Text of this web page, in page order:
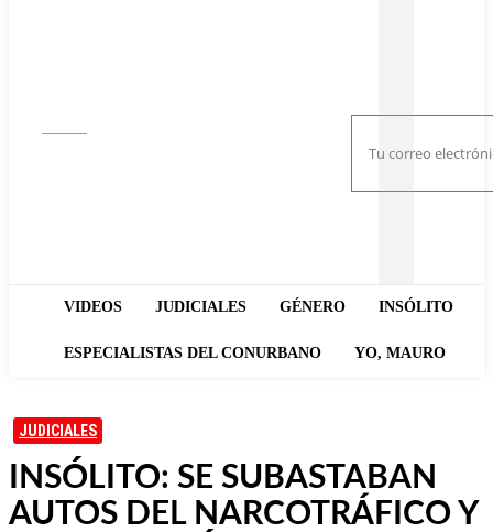
VIDEOS JUDICIALES GÉNERO INSÓLITO
ESPECIALISTAS DEL CONURBANO YO, MAURO
JUDICIALES
INSÓLITO: SE SUBASTABAN
AUTOS DEL NARCOTRÁFICO Y